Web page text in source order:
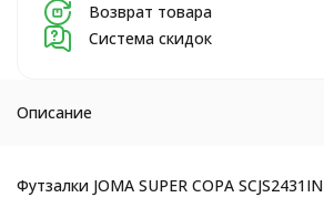
Возврат товара
Система скидок
Описание
Футзалки JOMA SUPER COPA SCJS2431IN